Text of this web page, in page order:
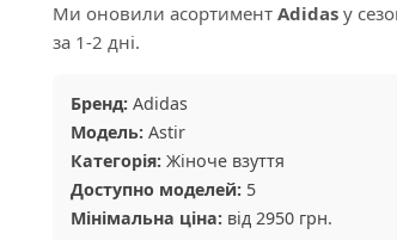
Ми оновили асортимент Adidas у
за 1-2 дні.
Бренд: Adidas
Модель: Astir
Категорія: Жіноче взуття
Доступно моделей: 5
Мінімальна ціна: від 2950 грн.